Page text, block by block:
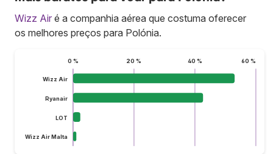
Wizz Air é a companhia aérea que costuma oferecer
os melhores preços para Polónia.
0 % 20 % 40 % 60 %
Wizz Air
Ryanair
LOT
Wizz Air Malta